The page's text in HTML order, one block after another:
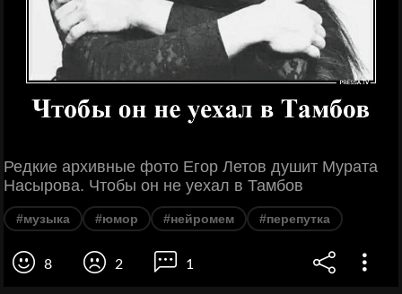
Редкие архивные фото Егор Летов душит Мурата
Насырова. Чтобы он не уехал в Тамбов
#музыка #юмор #нейромем #перепутка
8 2 1